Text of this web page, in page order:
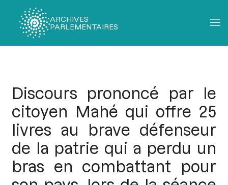
ARCHIVES
PARLEMENTAIRES
Discours prononcé par le
citoyen Mahé qui offre 25
livres au brave défenseur
de la patrie qui a perdu un
bras en combattant pour